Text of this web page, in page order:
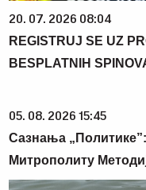
20. 07. 2026 08:04
REGISTRUJ SE UZ
BESPLATNIH
05. 08. 2026 15:45
Сазнања
Митрополиту